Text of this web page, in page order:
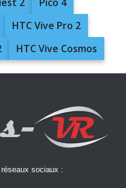
HTC Vive Pro 2
HTC Vive Cosmos
sociaux :